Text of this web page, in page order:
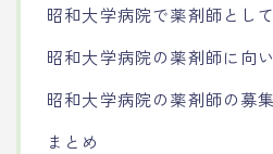
昭和大学病院で薬剤師とし
昭和大学病院の薬剤師に向
昭和大学病院の薬剤師の募
まとめ